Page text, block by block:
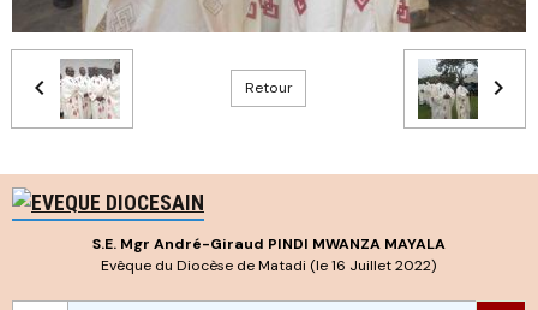
Retour
S.E. Mgr André-Giraud PINDI MWANZA MAYALA
Evêque du Diocèse de Matadi (le 16 Juillet 2022)